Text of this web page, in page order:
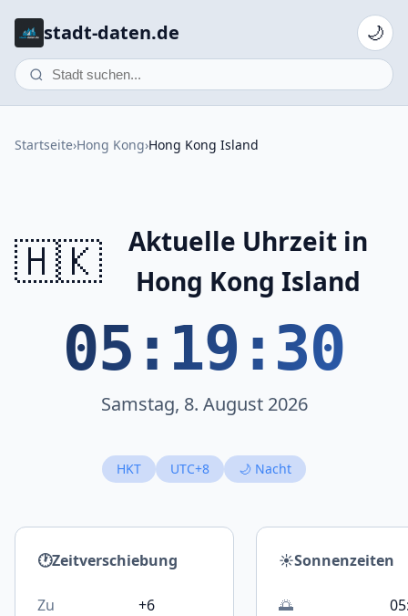
stadt-daten.de 🌙
Startseite›Hong Kong›Hong Kong Island
🇭🇰
Aktuelle Uhrzeit in
Hong Kong Island
05:19:30
Samstag, 8. August 2026
HKT UTC+8 🌙 Nacht
🕐Zeitverschiebung
Zu
+6
☀️Sonnenzeiten
🌅